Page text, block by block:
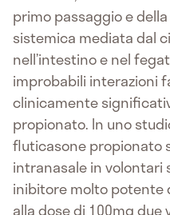
primo passaggio e
sistemica mediata dal
nell’intestino e nel
improbabili interazioni
clinicamente
propionato. In uno
fluticasone propionato
intranasale in volontari
inibitore molto potente
alla dose di 100mg due